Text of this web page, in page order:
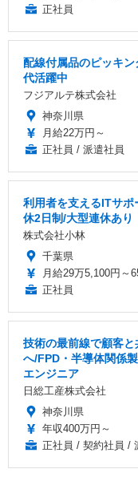
正社員
配線付属品のピッキ
代活躍中
フジアルテ株式会社
神奈川県
月給22万円～
正社員 / 派遣社員
利用者を支えるITサ
休2日制/大型連休あり
株式会社小林
千葉県
月給29万5,100円～
正社員
技術の最前線で顧客
へ/FPD・半導体関係
エンジニア
日総工産株式会社
神奈川県
年収400万円～
正社員 / 契約社員 /